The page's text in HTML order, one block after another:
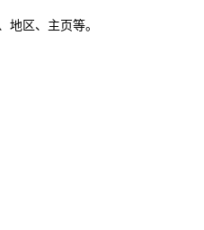
区、主页等。